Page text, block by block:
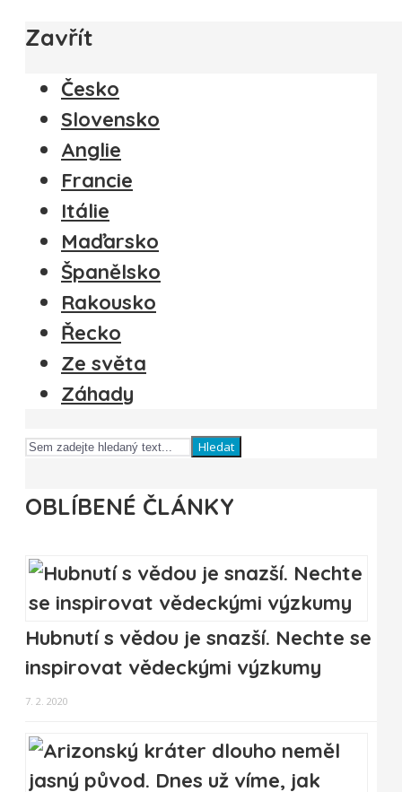
Zavřít
Česko
Slovensko
Anglie
Francie
Itálie
Maďarsko
Španělsko
Rakousko
Řecko
Ze světa
Záhady
Hledat
OBLÍBENÉ ČLÁNKY
Hubnutí s vědou je snazší. Nechte se
inspirovat vědeckými výzkumy
7. 2. 2020